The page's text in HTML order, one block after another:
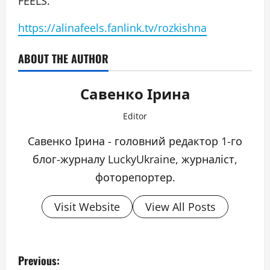
https://alinafeels.fanlink.tv/rozkishna
ABOUT THE AUTHOR
Савенко Ірина
Editor
Савенко Ірина - головний редактор 1-го
блог-журналу LuckyUkraine, журналіст,
фоторепортер.
Visit Website View All Posts
P
Previous: